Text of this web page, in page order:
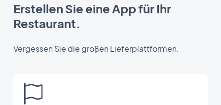
Erstellen Sie eine App für Ihr
Restaurant.
Vergessen Sie die großen Lieferplattformen.